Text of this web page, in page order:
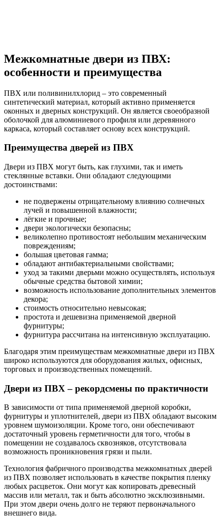
Межкомнатные двери из ПВХ:
особенности и преимущества
ПВХ или поливинилхлорид – это современный
синтетический материал, который активно применяется
оконных и дверных конструкций. Он является своеобразной
оболочкой для алюминиевого профиля или деревянного
каркаса, который составляет основу всех конструкций.
Преимущества дверей из ПВХ
Двери из ПВХ могут быть, как глухими, так и иметь
стеклянные вставки. Они обладают следующими
достоинствами:
не подвержены отрицательному влиянию солнечных
лучей и повышенной влажности;
лёгкие и прочные;
двери экологически безопасны;
великолепно противостоят небольшим механическим
повреждениям;
большая цветовая гамма;
обладают антибактериальными свойствами;
уход за такими дверьми можно осуществлять, используя
обычные средства бытовой химии;
возможность использование дополнительных элементов
декора;
стоимость относительно невысокая;
простота и дешевизна применяемой дверной
фурнитуры;
фурнитура рассчитана на интенсивную эксплуатацию.
Благодаря этим преимуществам межкомнатные двери из ПВХ
широко используются для оборудования жилых, офисных,
торговых и производственных помещений.
Двери из ПВХ – рекордсмены по практичности
В зависимости от типа применяемой дверной коробки,
фурнитуры и уплотнителей, двери из ПВХ обладают высоким
уровнем шумоизоляции. Кроме того, они обеспечивают
достаточный уровень герметичности для того, чтобы в
помещении не создавалось сквозняков, отсутствовала
возможность проникновения грязи и пыли.
Технология фабричного производства межкомнатных дверей
из ПВХ позволяет использовать в качестве покрытия пленку
любых расцветок. Они могут как копировать древесный
массив или металл, так и быть абсолютно эксклюзивными.
При этом двери очень долго не теряют первоначального
внешнего вида.